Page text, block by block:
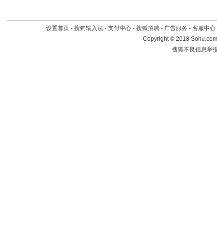
设置首页 - 搜狗输入法 - 支付中心 - 搜狐招聘 - 广告服务 - 客服中心
Copyright©2018
搜狐不良信息举